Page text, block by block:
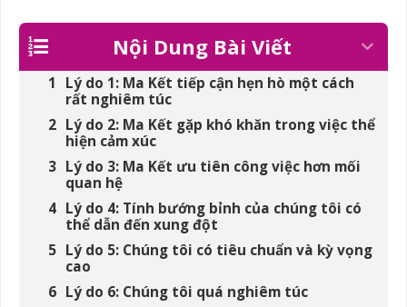
Nội Dung Bài Viết
Lý do 1: Ma Kết tiếp cận hẹn hò một cách
rất nghiêm túc
Lý do 2: Ma Kết gặp khó khăn trong việc thể
hiện cảm xúc
Lý do 3: Ma Kết ưu tiên công việc hơn mối
quan hệ
Lý do 4: Tính bướng bỉnh của chúng tôi có
thể dẫn đến xung đột
Lý do 5: Chúng tôi có tiêu chuẩn và kỳ vọng
cao
Lý do 6: Chúng tôi quá nghiêm túc